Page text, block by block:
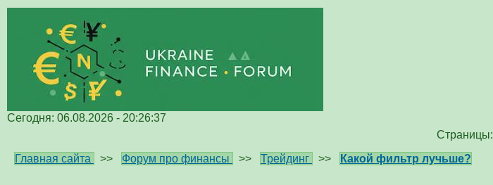
Сегодня: 06.08.2026 - 20:26:37
Страницы:
Главная сайта
>> Форум про финансы >> Трейдинг >> Какой фильтр лучьше?